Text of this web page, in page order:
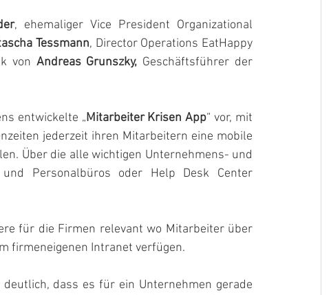
, ehemaliger Vice President Organizational
Tessmann, Director Operations EatHappy
von Andreas Grunszky, Geschäftsführer der
entwickelte „Mitarbeiter Krisen App“ vor, mit
jederzeit ihren Mitarbeitern eine mobile
Über die alle wichtigen Unternehmens- und
Personalbüros oder Help Desk Center
für die Firmen relevant wo Mitarbeiter über
firmeneigenen Intranet verfügen.
dass es für ein Unternehmen gerade